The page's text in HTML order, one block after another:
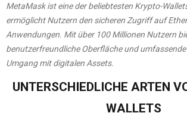
MetaMask ist eine der beliebtesten Krypto-
ermöglicht Nutzern den sicheren Zugriff auf
Anwendungen. Mit über 100 Millionen Nutzern
benutzerfreundliche Oberfläche und
Umgang mit digitalen Assets.
UNTERSCHIEDLICHE ARTEN
WALLETS